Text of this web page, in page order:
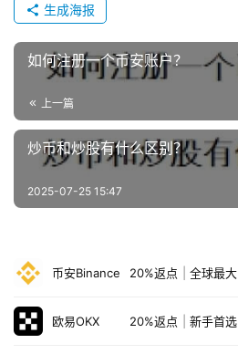
生成海报
如何注册一个币安账户？
上一篇
炒币和炒股有什么区别？
2025-07-25 15:47
币安Binance 20%返点 全球最大
欧易OKX 20%返点 新手首选